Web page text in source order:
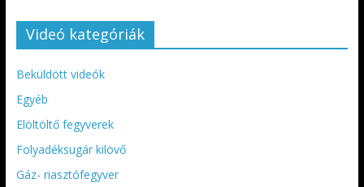
Videó kategóriák
Beküldött videók
Egyéb
Elöltöltő fegyverek
Folyadéksugár kilövő
Gáz- riasztófegyver